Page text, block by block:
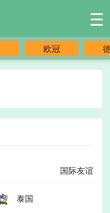
☰
欧冠
国际友谊
泰国